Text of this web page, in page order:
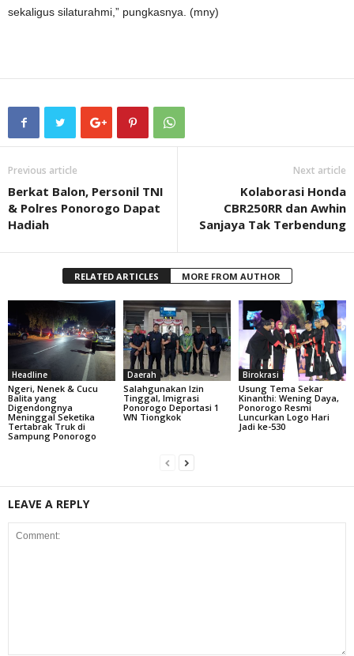
sekaligus silaturahmi,” pungkasnya. (mny)
Previous article
Berkat Balon, Personil TNI
& Polres Ponorogo Dapat
Hadiah
Next article
Kolaborasi Honda
CBR250RR dan Awhin
Sanjaya Tak Terbendung
RELATED ARTICLES MORE FROM AUTHOR
Headline
Ngeri, Nenek & Cucu
Balita yang
Digendongnya
Meninggal Seketika
Tertabrak Truk di
Sampung Ponorogo
Daerah
Salahgunakan Izin
Tinggal, Imigrasi
Ponorogo Deportasi 1
WN Tiongkok
Birokrasi
Usung Tema Sekar
Kinanthi: Wening Daya,
Ponorogo Resmi
Luncurkan Logo Hari
Jadi ke-530
LEAVE A REPLY